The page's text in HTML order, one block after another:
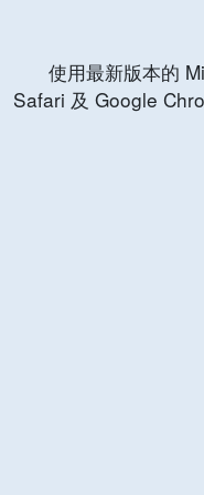
使用最新版本的
Safari 及 Google